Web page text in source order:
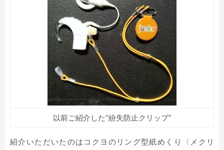
以前ご紹介した”紛失防止クリップ”
紹介いただいたのはコクヨのリング型紙めくり〈メクリ